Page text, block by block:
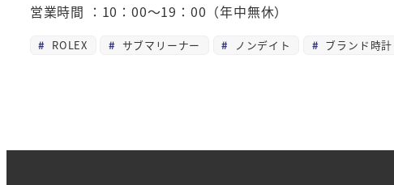
営業時間 ：10：00～19：00（年中無休）
ROLEX サブマリーナー ノンデイト ブランド時計